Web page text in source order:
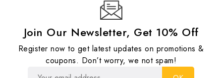
Join Our Newsletter, Get 10% Off
Register now to get latest updates on promotions &
coupons. Don’t worry, we not spam!